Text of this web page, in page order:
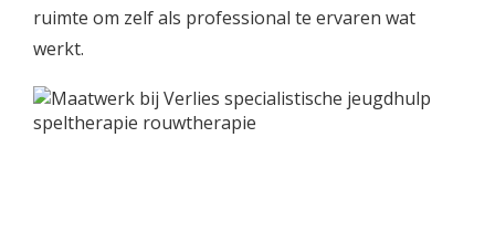
ruimte om zelf als professional te ervaren wat
werkt.